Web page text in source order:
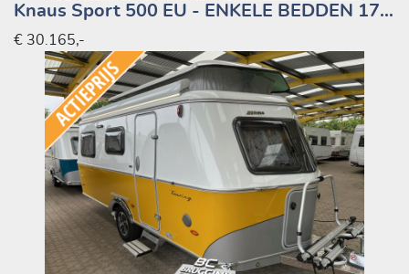
Knaus Sport 500 EU - ENKELE BEDDEN 1700 KG
€ 30.165,-